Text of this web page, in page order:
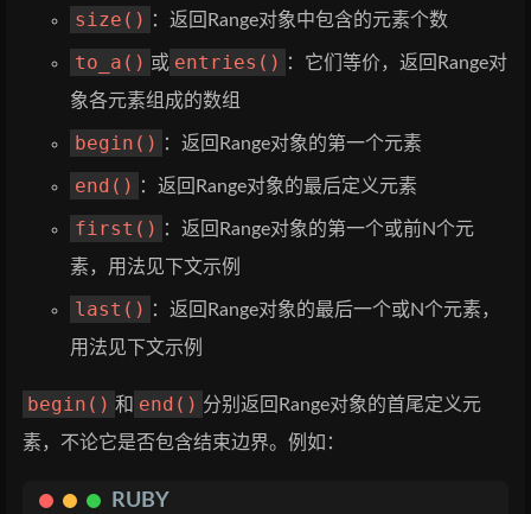
size() ：返回Range对象中包含的元素个数
to_a() 或 entries()
：它们等价，返回Range对
象各元素组成的数组
begin() ：返回Range对象的第一个元素
end() ：返回Range对象的最后定义元素
first()
：返回Range对象的第一个或前N个元
素，用法见下文示例
last()
：返回Range对象的最后一个或N个元素，
用法见下文示例
begin() 和 end() 分别返回Range对象的首尾定义元
素，不论它是否包含结束边界。例如：
RUBY